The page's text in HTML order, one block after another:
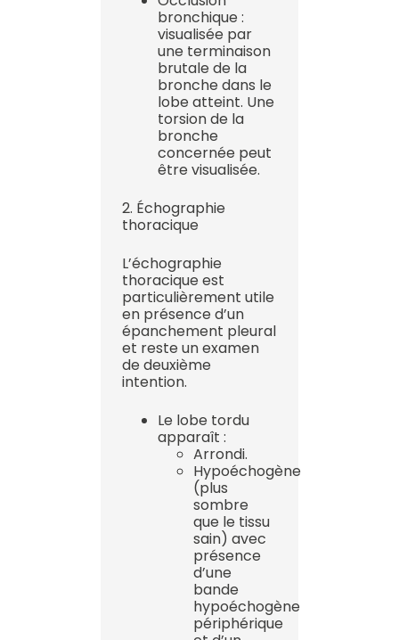
bronchique :
visualisée par
une terminaison
brutale de la
bronche dans le
lobe atteint. Une
torsion de la
bronche
concernée peut
être visualisée.
2. Échographie
thoracique
L’échographie
thoracique est
particulièrement utile
en présence d’un
épanchement pleural
et reste un examen
de deuxième
intention.
Le lobe tordu
apparaît :
Arrondi.
Hypoéchogène
(plus
sombre
que le tissu
sain) avec
présence
d’une
bande
hypoéchogène
périphérique